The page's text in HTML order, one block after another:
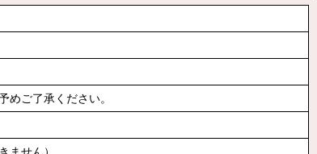
ご了承ください。
ません）